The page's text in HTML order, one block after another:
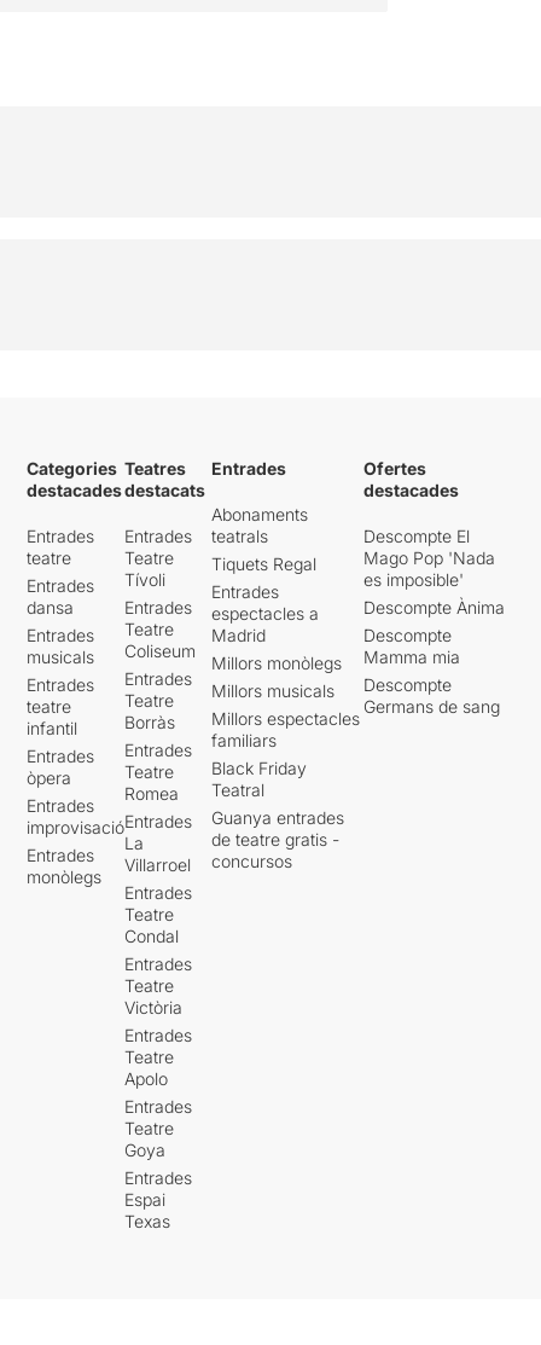
Categories
destacades
Entrades
teatre
Entrades
dansa
Entrades
musicals
Entrades
teatre
infantil
Entrades
òpera
Entrades
improvisació
Entrades
monòlegs
Teatres
destacats
Entrades
Teatre
Tívoli
Entrades
Teatre
Coliseum
Entrades
Teatre
Borràs
Entrades
Teatre
Romea
Entrades
La
Villarroel
Entrades
Teatre
Condal
Entrades
Teatre
Victòria
Entrades
Teatre
Apolo
Entrades
Teatre
Goya
Entrades
Espai
Texas
Entrades
Abonaments
teatrals
Tiquets Regal
Entrades
espectacles a
Madrid
Millors monòlegs
Millors musicals
Millors espectacles
familiars
Black Friday
Teatral
Guanya entrades
de teatre gratis -
concursos
Ofertes
destacades
Descompte El
Mago Pop 'Nada
es imposible'
Descompte Ànima
Descompte
Mamma mia
Descompte
Germans de sang